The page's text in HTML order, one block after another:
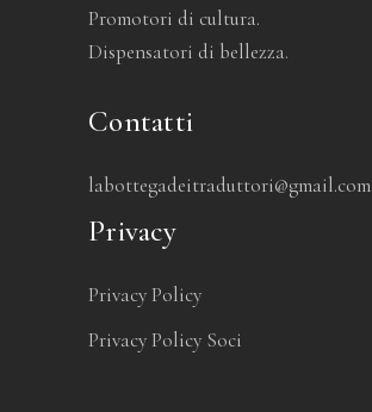
Promotori di cultura.
Dispensatori di bellezza.
Contatti
labottegadeitraduttori@gmail.com
Privacy
Privacy Policy
Privacy Policy Soci